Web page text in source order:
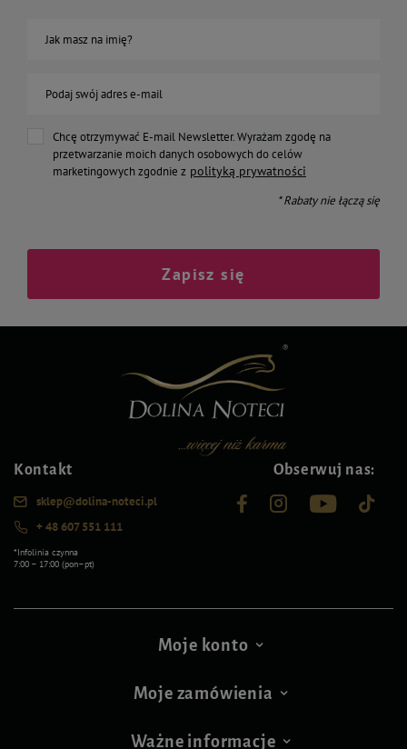
Jak masz na imię?
Podaj swój adres e-mail
Chcę otrzymywać E-mail Newsletter. Wyrażam zgodę na
przetwarzanie moich danych osobowych do celów
marketingowych zgodnie z polityką prywatności
* Rabaty nie łączą się
Zapisz się
Kontakt
sklep@dolina-noteci.pl
+ 48 607 551 111
*Infolinia czynna
7:00 – 17:00 (pon–pt)
Obserwuj nas:
Moje konto
Moje zamówienia
Ważne informacje